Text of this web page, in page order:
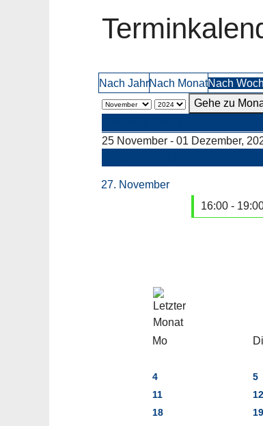
Nach JahrNach MonatNach
Gehe zu
25 November - 01 Dezember,
27. November
16:00 -
Mo Di
4
5
11
12
18
19